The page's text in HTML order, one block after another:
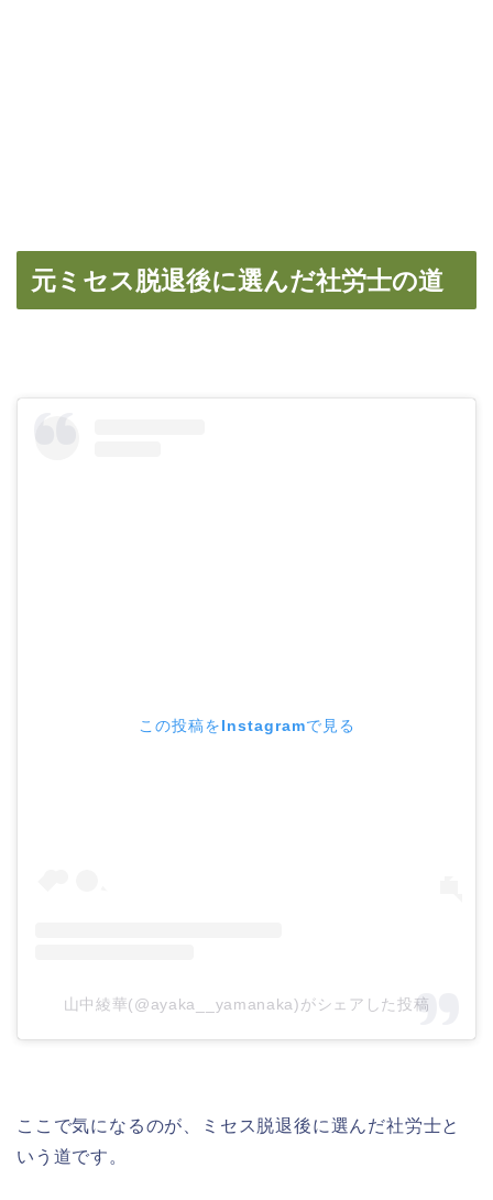
元ミセス脱退後に選んだ社労士の道
この投稿をInstagramで見る
山中綾華(@ayaka__yamanaka)がシェアした投稿
ここで気になるのが、ミセス脱退後に選んだ社労士と
いう道です。